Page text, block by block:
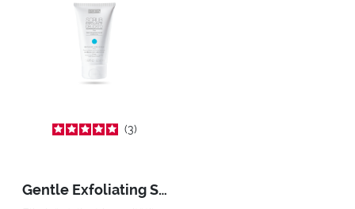
3
Gentle Exfoliating Scrub 50 ml